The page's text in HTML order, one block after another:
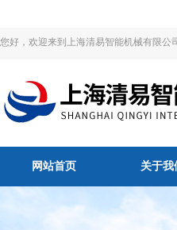
您好，欢迎来到上海清易智能机械有限公
网站首页 关于我